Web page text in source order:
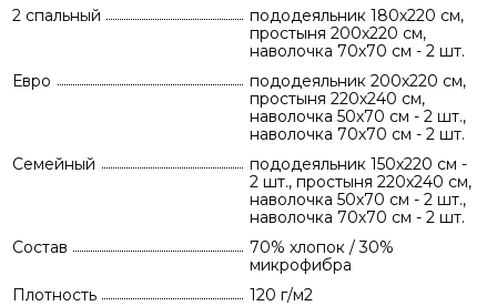
2 спальный
пододеяльник 180х220 см,
простыня 200х220 см,
наволочка 70х70 см - 2 шт.
Евро
пододеяльник 200х220 см,
простыня 220х240 см,
наволочка 50х70 см - 2 шт.,
наволочка 70х70 см - 2 шт.
Семейный
пододеяльник 150х220 см -
2 шт., простыня 220х240 см,
наволочка 50х70 см - 2 шт.,
наволочка 70х70 см - 2 шт.
Состав
70% хлопок / 30%
микрофибра
Плотность
120 г/м2